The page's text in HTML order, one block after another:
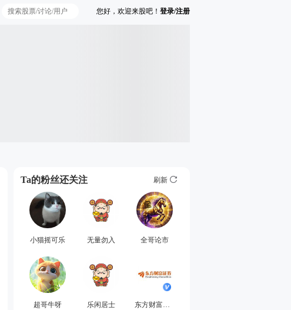
您好，欢迎来股吧！ 登录/注册
Ta的粉丝还关注 刷新
小猫摇可乐 无量勿入 全哥论市
超哥牛呀 乐闲居士 东方财富证券